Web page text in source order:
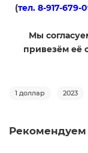
(тел. 8-917-679-
​Мы
привезём её
1 доллар 2023
Рекомендуем